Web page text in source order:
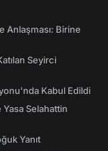
Anlaşması: Birine
Seyirci
Kabul Edildi
Selahattin
Yanıt